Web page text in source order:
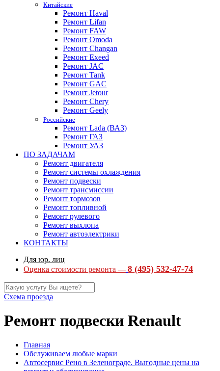
Китайские
Ремонт Haval
Ремонт Lifan
Ремонт FAW
Ремонт Omoda
Ремонт Changan
Ремонт Exeed
Ремонт JAC
Ремонт Tank
Ремонт GAC
Ремонт Jetour
Ремонт Chery
Ремонт Geely
Российские
Ремонт Lada (ВАЗ)
Ремонт ГАЗ
Ремонт УАЗ
ПО ЗАДАЧАМ
Ремонт двигателя
Ремонт системы охлаждения
Ремонт подвески
Ремонт трансмиссии
Ремонт тормозов
Ремонт топливной
Ремонт рулевого
Ремонт выхлопа
Ремонт автоэлектрики
КОНТАКТЫ
Для юр. лиц
Оценка стоимости ремонта — 8 (495) 532-47-74
Схема проезда
Ремонт подвески Renault
Главная
Обслуживаем любые марки
Автосервис Рено в Зеленограде. Выгодные цены на